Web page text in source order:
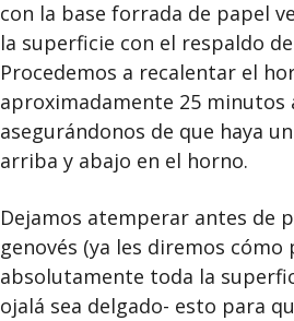
con la base forrada de papel
la superficie con el respaldo
Procedemos a recalentar el
aproximadamente 25 minutos
asegurándonos de que haya
arriba y abajo en el horno.
Dejamos atemperar antes de
genovés (ya les diremos
absolutamente toda la
ojalá sea delgado- esto para